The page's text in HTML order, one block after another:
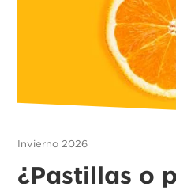
Invierno 2026
¿Pastillas o